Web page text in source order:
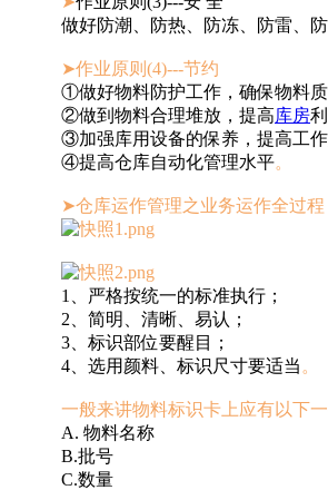
做好防潮、防热、防冻、防雷、
➤作业原则(4)---节约
①做好物料防护工作，确保物料
②做到物料合理堆放，提高库房
③加强库用设备的保养，提高工作
④提高仓库自动化管理水平。
➤仓库运作管理之业务运作全过程
1、严格按统一的标准执行；
2、简明、清晰、易认；
3、标识部位要醒目；
4、选用颜料、标识尺寸要适当 。
一般来讲物料标识卡上应有以下一
A. 物料名称
B.批号
C.数量